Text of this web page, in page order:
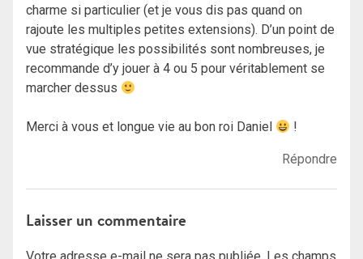
charme si particulier (et je vous dis pas quand on
rajoute les multiples petites extensions). D’un point de
vue stratégique les possibilités sont nombreuses, je
recommande d’y jouer à 4 ou 5 pour véritablement se
marcher dessus
Merci à vous et longue vie au bon roi Daniel !
Répondre
Laisser un commentaire